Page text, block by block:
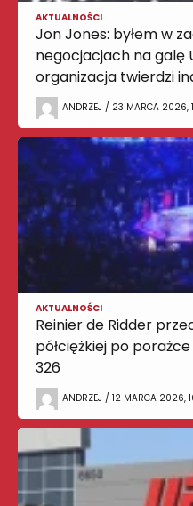
AKTUALNOŚCI
Jon Jones: byłem w
negocjacjach na galę
organizacja twierdzi
ANDRZEJ / 23 MARCA 2026,
AKTUALNOŚCI
Reinier de Ridder
półciężkiej po
326
ANDRZEJ / 12 MARCA 2026,